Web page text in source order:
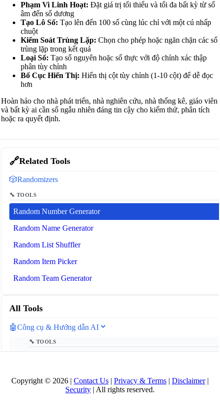
🔗Related Tools
🎲Randomizers
🔧 TOOLS
Random Number Generator
Random Name Generator
Random List Shuffler
Random Item Picker
Random Team Generator
All Tools
🤖Công cụ & Hướng dẫn AI
🔧 TOOLS
📚 AI GUIDES
Phạm Vi Linh Hoạt: Đặt giá trị tối thiểu và tối đa bất kỳ từ số
âm đến số dương
Tạo Lô Số: Tạo lên đến 100 số cùng lúc chỉ với một cú nhấp
chuột
Kiểm Soát Trùng Lặp: Chọn cho phép hoặc ngăn chặn các số
trùng lặp trong kết quả
Loại Số: Tạo số nguyên hoặc số thực với độ chính xác thập
phân tùy chỉnh
Bố Cục Hiển Thị: Hiển thị cột tùy chỉnh (1-10 cột) để dễ đọc
hơn
Hoàn hảo cho nhà phát triển, nhà nghiên cứu, nhà thống kê, giáo viên
và bất kỳ ai cần số ngẫu nhiên đáng tin cậy cho kiểm thử, phân tích
hoặc ra quyết định.
Copyright © 2026 | Contact Us | Privacy & Terms | Disclaimer|
Security | All rights reserved.